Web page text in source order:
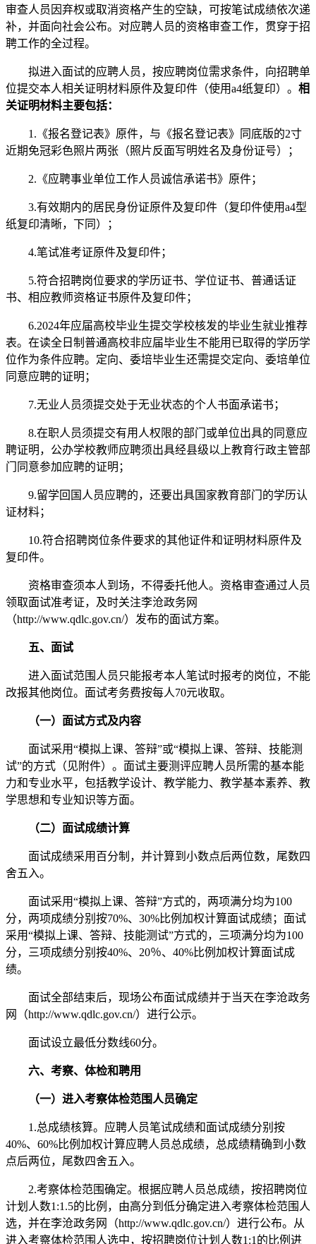
审查人员因弃权或取消资格产生的空缺，可按笔试成绩依次递
补，并面向社会公布。对应聘人员的资格审查工作，贯穿于招
聘工作的全过程。
拟进入面试的应聘人员，按应聘岗位需求条件，向招聘单
位提交本人相关证明材料原件及复印件（使用a4纸复印）。 相
关证明材料主要包括：
1.《报名登记表》原件，与《报名登记表》同底版的2寸
近期免冠彩色照片两张（照片反面写明姓名及身份证号）；
2.《应聘事业单位工作人员诚信承诺书》原件；
3.有效期内的居民身份证原件及复印件（复印件使用a4型
纸复印清晰，下同）；
4.笔试准考证原件及复印件；
5.符合招聘岗位要求的学历证书、学位证书、普通话证
书、相应教师资格证书原件及复印件；
6.2024年应届高校毕业生提交学校核发的毕业生就业推荐
表。在读全日制普通高校非应届毕业生不能用已取得的学历学
位作为条件应聘。定向、委培毕业生还需提交定向、委培单位
同意应聘的证明；
7.无业人员须提交处于无业状态的个人书面承诺书；
8.在职人员须提交有用人权限的部门或单位出具的同意应
聘证明，公办学校教师应聘须出具经县级以上教育行政主管部
门同意参加应聘的证明；
9.留学回国人员应聘的，还要出具国家教育部门的学历认
证材料；
10.符合招聘岗位条件要求的其他证件和证明材料原件及
复印件。
资格审查须本人到场，不得委托他人。资格审查通过人员
领取面试准考证，及时关注李沧政务网
（http://www.qdlc.gov.cn/）发布的面试方案。
五、面试
进入面试范围人员只能报考本人笔试时报考的岗位，不能
改报其他岗位。面试考务费按每人70元收取。
（一）面试方式及内容
面试采用“模拟上课、答辩”或“模拟上课、答辩、技能测
试”的方式（见附件）。面试主要测评应聘人员所需的基本能
力和专业水平，包括教学设计、教学能力、教学基本素养、教
学思想和专业知识等方面。
（二）面试成绩计算
面试成绩采用百分制，并计算到小数点后两位数，尾数四
舍五入。
面试采用“模拟上课、答辩”方式的，两项满分均为100
分，两项成绩分别按70%、30%比例加权计算面试成绩；面试
采用“模拟上课、答辩、技能测试”方式的，三项满分均为100
分，三项成绩分别按40%、20％、40%比例加权计算面试成
绩。
面试全部结束后，现场公布面试成绩并于当天在李沧政务
网（http://www.qdlc.gov.cn/）进行公示。
面试设立最低分数线60分。
六、考察、体检和聘用
（一）进入考察体检范围人员确定
1.总成绩核算。应聘人员笔试成绩和面试成绩分别按
40%、60%比例加权计算应聘人员总成绩，总成绩精确到小数
点后两位，尾数四舍五入。
2.考察体检范围确定。根据应聘人员总成绩，按招聘岗位
计划人数1:1.5的比例，由高分到低分确定进入考察体检范围人
选，并在李沧政务网（http://www.qdlc.gov.cn/）进行公布。从
进入考察体检范围人选中，按招聘岗位计划人数1:1的比例进